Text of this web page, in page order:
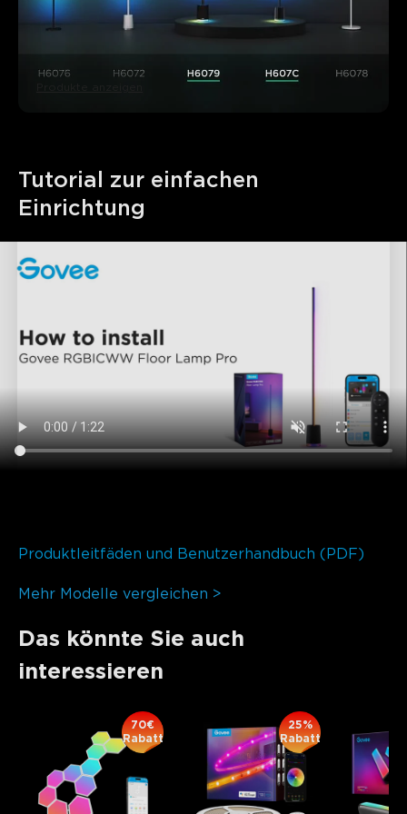
Tutorial zur einfachen
Einrichtung
Produktleitfäden und Benutzerhandbuch (PDF)
Mehr Modelle vergleichen >
Das könnte Sie auch
interessieren
70€
Rabatt
25%
Rabatt